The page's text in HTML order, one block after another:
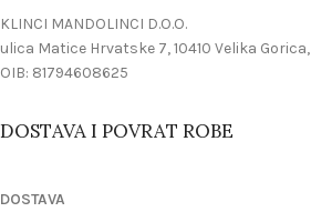
KLINCI MANDOLINCI D.O.O.
ulica Matice Hrvatske 7, 10410 Velika Gorica,
OIB: 81794608625
DOSTAVA I POVRAT ROBE
DOSTAVA